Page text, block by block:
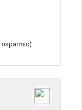
risparmio)